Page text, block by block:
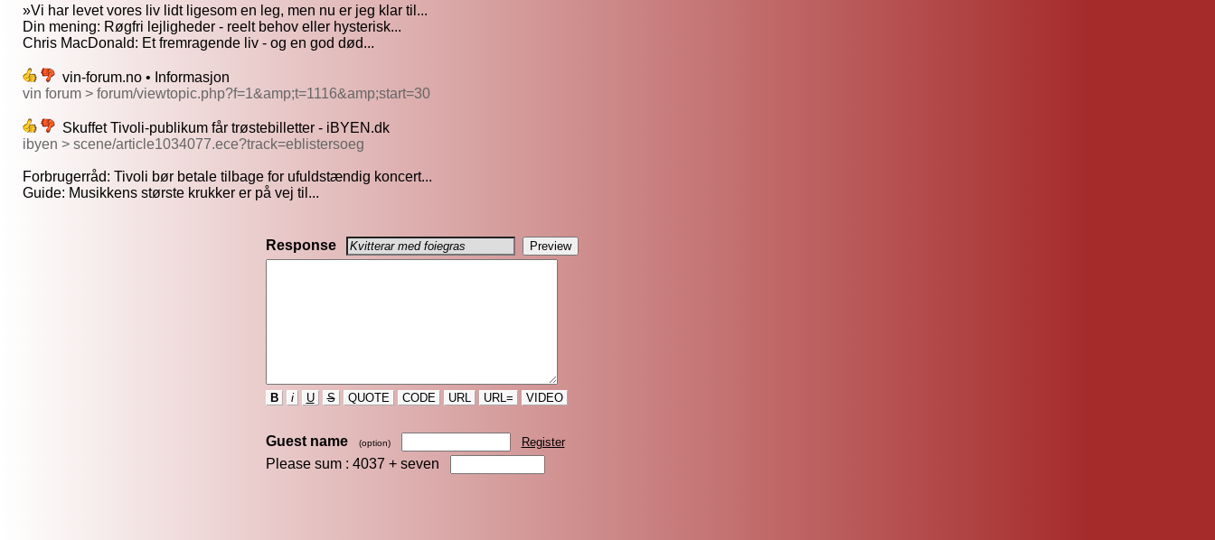
»Vi har levet vores liv lidt ligesom en leg, men nu er jeg klar til...
Din mening: Røgfri lejligheder - reelt behov eller hysterisk...
Chris MacDonald: Et fremragende liv - og en god død...
vin-forum.no • Informasjon
vin forum > forum/viewtopic.php?f=1&amp;t=1116&amp;start=30
Skuffet Tivoli-publikum får trøstebilletter - iBYEN.dk
ibyen > scene/article1034077.ece?track=eblistersoeg
Forbrugerråd: Tivoli bør betale tilbage for ufuldstændig koncert...
Guide: Musikkens største krukker er på vej til...
Response
B i U S QUOTE CODE URL URL= VIDEO
Guest name (option) Register
Please sum : 4037 + seven